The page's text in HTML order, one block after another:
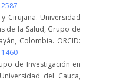
y Cirujana. Universidad
de la Salud, Grupo de
Colombia. ORCID:
de Investigación en
del Cauca,